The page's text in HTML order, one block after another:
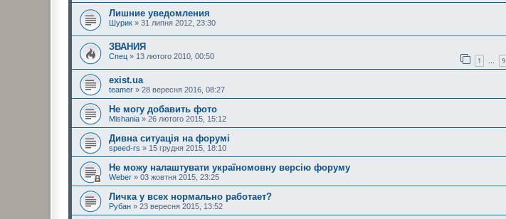
Лишние уведомления
Шурик » 31 липня 2012, 23:30
ЗВАНИЯ
Спец » 13 лютого 2010, 00:50 1 … 9
exist.ua
teamer » 28 вересня 2016, 08:27
Не могу добавить фото
Mishania » 26 лютого 2015, 15:12
Дивна ситуація на форумі
speed-rs » 15 грудня 2015, 18:10
Не можу налаштувати україномовну версію форуму
Weber » 03 жовтня 2015, 23:25
Личка у всех нормально работает?
Рубан » 23 вересня 2015, 13:52